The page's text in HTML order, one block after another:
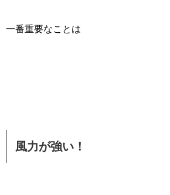
一番重要なことは
風力が強い！